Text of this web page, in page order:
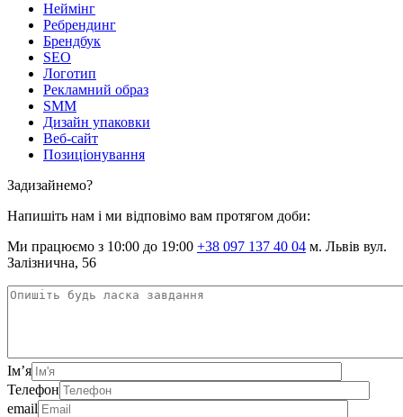
Неймінг
Ребрендинг
Брендбук
SEO
Логотип
Рекламний образ
SMM
Дизайн упаковки
Веб-сайт
Позиціонування
Задизайнемо?
Напишіть нам і ми відповімо вам протягом доби:
Ми працюємо з 10:00 до 19:00 +38 097 137 40 04 м. Львів вул.
Залізнична, 56
Ім’я
Телефон
email